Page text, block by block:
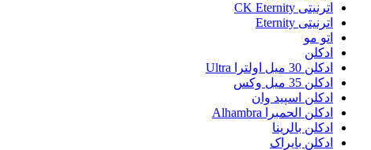
اترنیتی CK Eternity
اترنیتی Eternity
اتو مو
ادکلن
ادکلن 30 میل اولترا Ultra
ادکلن 35 میل وکس
ادکلن اسپید وان
ادکلن الحمبرا Alhambra
ادکلن بالرینا
ادکلن بایراک